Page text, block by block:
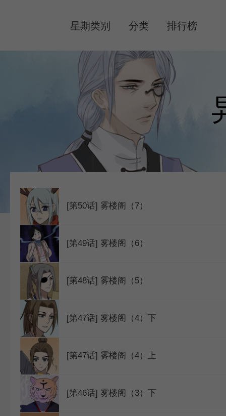
WEBTOON
星期类别 分类 排行榜
[第50话] 雾楼阁（7）
[第49话] 雾楼阁（6）
[第48话] 雾楼阁（5）
[第47话] 雾楼阁（4）下
[第47话] 雾楼阁（4）上
[第46话] 雾楼阁（3）下